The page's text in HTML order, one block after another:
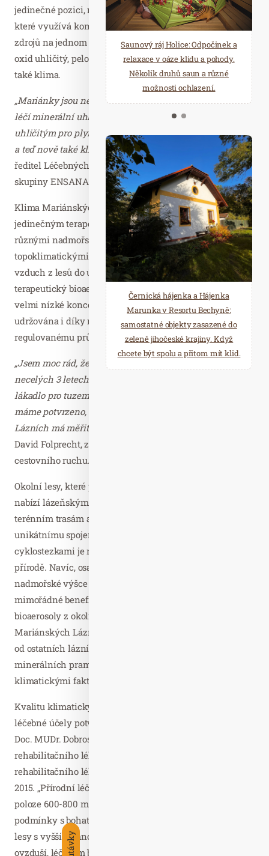
jedinečné pozici, neboť jsou jediným lázeňským městem,
které využívá kompletní paletu přírodních léčivých
zdrojů na jednom místě: minerální prameny, minerální
oxid uhličitý, peloidy (rašeliny, slatiny a bahna) a nyní
také klima.
„Mariánky jsou nejkomplexnější přírodní lázně, kde se
léčí minerální uhličitou vodou, přírodním oxidem
uhličitým pro plynové obálky a plynové injekce, peloidy
a teď nově také klimatem,“ říká Karel Kalivoda, generální
ředitel Léčebných lázní Mariánské Lázně patřících do
skupiny ENSANA.
Klima Mariánských Lázní se vyznačuje svým
jedinečným terapeutickým potenciálem, který je dán
různými nadmořskými výškami a specifickými
topoklimatickými poměry. V noci přináší chladnější
vzduch z lesů do údolí, kde se lázně nachází,
terapeutický bioaerosol. Měření kvality ovzduší ukázala
velmi nízké koncentrace škodlivin a kvalita vzduchu je
udržována i díky nízkoemisní veřejné dopravě a
regulovanému průjezdu městem.
„Jsem moc rád, že se nám podařilo projekt úspěšně po
necelých 3 letech dokončit a máme tak další skvělé
lákadlo pro tuzemské i zahraniční návštěvníky. Vlastně
máme potvrzeno, že jen přítomnost v Mariánských
Lázních má měřitelný pozitivní dopad na zdraví,“
David Folprecht, za mariánskolázeňskou asociaci
cestovního ruchu.
Okolní lesy, které přímo navazují na městskou zástavbu,
nabízí lázeňským hostům a klientům snadný přístup k
terénním trasám a specifický bioaerosol. Díky
unikátnímu spojení lázeňských tras s turistickými a
cyklostezkami je možné individualizovat pohyb hostů v
přírodě. Navíc, osada Kladská, díky své horské poloze a
nadmořské výšce 820 m n.m., poskytuje klientům
mimořádné benefity – čistý vzduch naplněný léčivými
bioaerosoly z okolních smrkových lesů. To dělá z
Mariánských Lázní unikátní destinaci, která se odlišuje
od ostatních lázní Karlovarského kraje nejen složením
minerálních pramenů, ale i výše zmíněnými
klimatickými faktory.
Kvalitu klimatických podmínek Mariánských Lázní pro
léčebné účely potvrzují i renomovaní odborníci, včetně
Doc. MUDr. Dobroslavy Jandové, pedagoga na Katedře
rehabilitačního lékařství IPVZ Praha, přednosty Kliniky
rehabilitačního lékařství 3. LF UK v Praze v letech 2007-
2015. „Přírodní léčebné lázně Mariánské Lázně mají v
poloze 600-800 m n.m. mimořádně příznivé přírodní
podmínky s bohatými smíšenými i čistě jehličnatými
lesy s vyšším množstvím negativně nabitých iontů v
ovzduší, léčivým bioaerosolem, relativně stabilní vlhkostí
Saunový ráj Holice: Odpočinek a
relaxace v oáze klidu a pohody.
Několik druhů saun a různé
možnosti ochlazení.
Spa Hotel Děvín: Odpočiňte si od
starostí všedních dnů a přijeďte
načerpat novou energii do
Mariánských Lázní.
Černická hájenka a Hájenka
Marunka v Resortu Bechyně:
samostatné objekty zasazené do
zeleně jihočeské krajiny. Když
chcete být spolu a přitom mít klid.